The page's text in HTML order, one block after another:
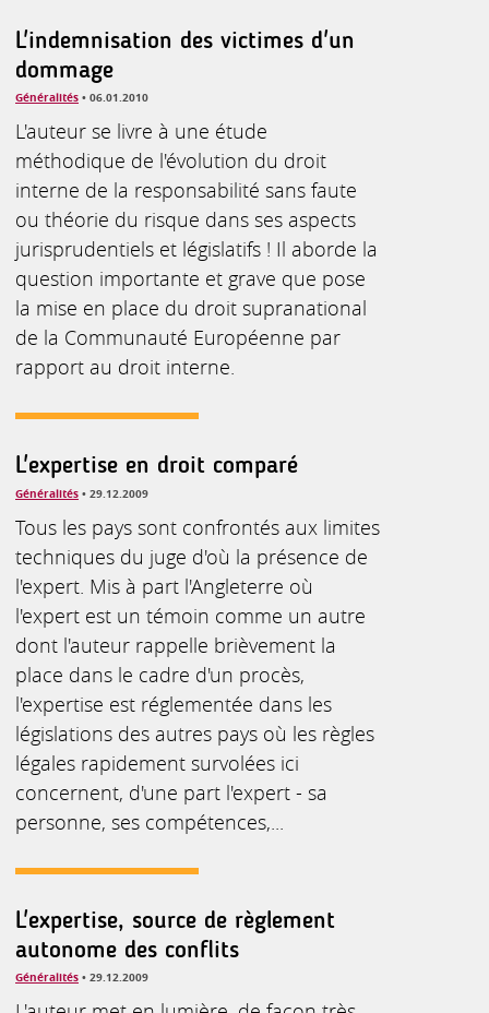
L'indemnisation des victimes d'un
dommage
Généralités • 06.01.2010
L'auteur se livre à une étude
méthodique de l'évolution du droit
interne de la responsabilité sans faute
ou théorie du risque dans ses aspects
jurisprudentiels et législatifs ! Il aborde la
question importante et grave que pose
la mise en place du droit supranational
de la Communauté Européenne par
rapport au droit interne.
L'expertise en droit comparé
Généralités • 29.12.2009
Tous les pays sont confrontés aux limites
techniques du juge d'où la présence de
l'expert. Mis à part l'Angleterre où
l'expert est un témoin comme un autre
dont l'auteur rappelle brièvement la
place dans le cadre d'un procès,
l'expertise est réglementée dans les
législations des autres pays où les règles
légales rapidement survolées ici
concernent, d'une part l'expert - sa
personne, ses compétences,...
L'expertise, source de règlement
autonome des conflits
Généralités • 29.12.2009